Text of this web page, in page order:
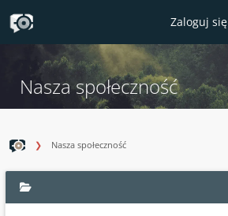
Zaloguj się
Nasza społeczność
Nasza społeczność